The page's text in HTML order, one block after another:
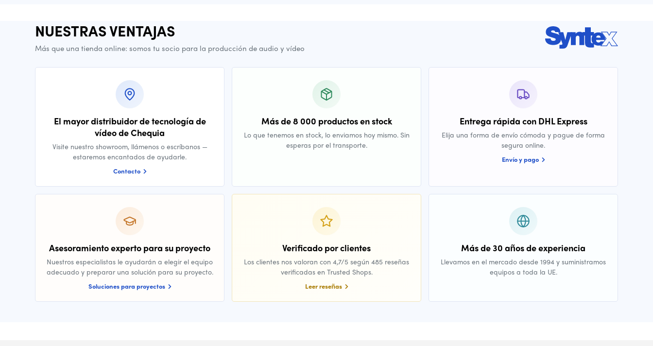
NUESTRAS VENTAJAS
Más que una tienda online: somos tu socio para la producción de audio y vídeo
El mayor distribuidor de tecnología de
vídeo de Chequia
Visite nuestro showroom, llámenos o escríbanos —
estaremos encantados de ayudarle.
Contacto
Más de 8 000 productos en stock
Lo que tenemos en stock, lo enviamos hoy mismo. Sin
esperas por el transporte.
Entrega rápida con DHL Express
Elija una forma de envío cómoda y pague de forma
segura online.
Envío y pago
Asesoramiento experto para su proyecto
Nuestros especialistas le ayudarán a elegir el equipo
adecuado y preparar una solución para su proyecto.
Soluciones para proyectos
Verificado por clientes
Los clientes nos valoran con 4,7/5 según 485 reseñas
verificadas en Trusted Shops.
Leer reseñas
Más de 30 años de experiencia
Llevamos en el mercado desde 1994 y suministramos
equipos a toda la UE.